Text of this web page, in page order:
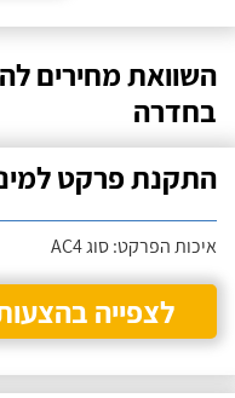
השוואת מחירים
בחדרה
התקנת פרקט
איכות הפרקט: סוג AC4
לצפייה